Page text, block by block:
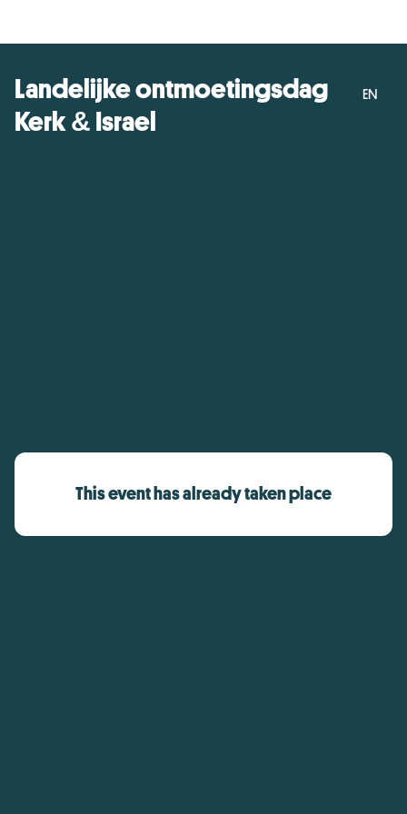
Landelijke ontmoetingsdag
Kerk & Israel
EN
This event has already taken place